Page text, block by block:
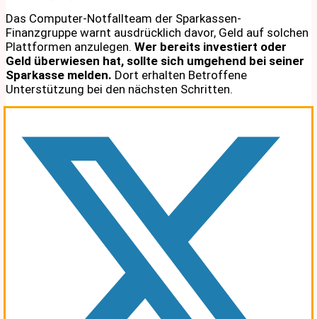
Das Computer-Notfallteam der Sparkassen-
Finanzgruppe warnt ausdrücklich davor, Geld auf solchen
Plattformen anzulegen. Wer bereits investiert oder
Geld überwiesen hat, sollte sich umgehend bei seiner
Sparkasse melden. Dort erhalten Betroffene
Unterstützung bei den nächsten Schritten.